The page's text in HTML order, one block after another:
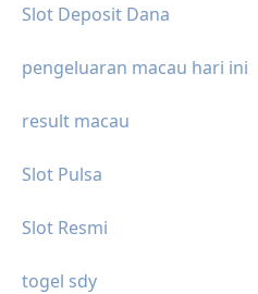
Slot Deposit Dana
pengeluaran macau hari ini
result macau
Slot Pulsa
Slot Resmi
togel sdy